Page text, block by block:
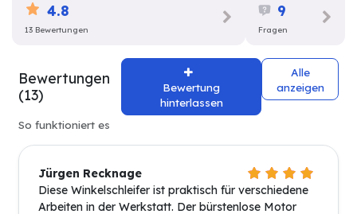
4.8
13 Bewertungen
9
Fragen
Bewertungen
(13)
Bewertung
hinterlassen
Alle
anzeigen
So funktioniert es
Jürgen Recknage
Diese Winkelschleifer ist praktisch für verschiedene
Arbeiten in der Werkstatt. Der bürstenlose Motor